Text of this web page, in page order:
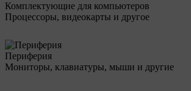
Комплектующие для компьютеров
Процессоры, видеокарты и другое
Периферия
Мониторы, клавиатуры, мыши и другие